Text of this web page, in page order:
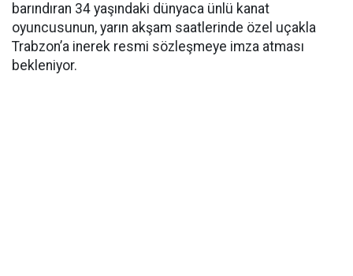
barındıran 34 yaşındaki dünyaca ünlü kanat
oyuncusunun, yarın akşam saatlerinde özel uçakla
Trabzon’a inerek resmi sözleşmeye imza atması
bekleniyor.